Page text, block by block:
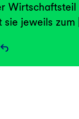
sie jeweils zum